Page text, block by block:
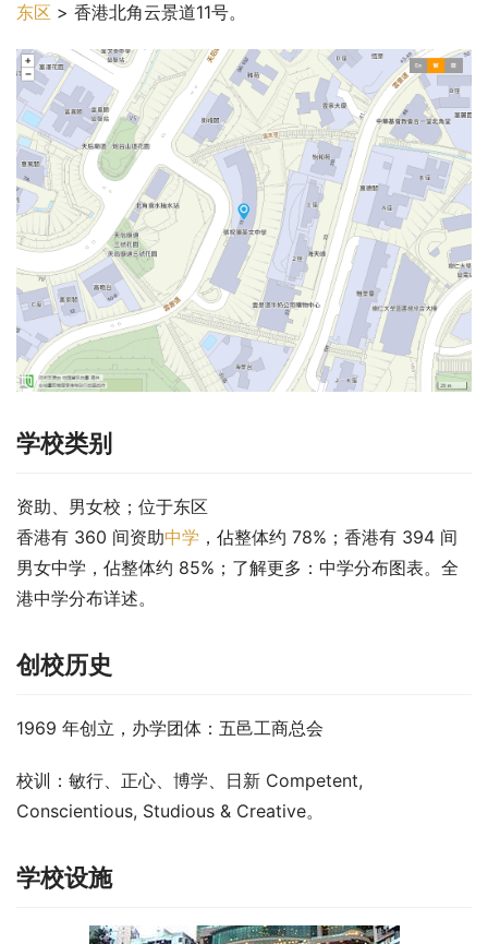
东区 > 香港北角云景道11号。
学校类别
资助、男女校；位于东区
香港有 360 间资助中学 ，佔整体约 78%；香港有 394 间
男女中学，佔整体约 85%；了解更多：中学分布图表。全
港中学分布详述。
创校历史
1969 年创立，办学团体：五邑工商总会
校训：敏行、正心、博学、日新 Competent,
Conscientious, Studious & Creative。
学校设施